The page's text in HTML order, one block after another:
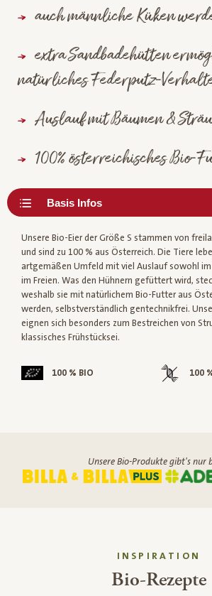
auch männliche Küken
extra Sandbadehütten
natürliches Federputz-
Auslauf mit Bäumen &
100% österreichisches Bio-
Unsere Bio-Eier der Größe S stammen von
und sind zu 100 % aus Österreich. Die Tiere
artgemäßen Umfeld mit viel Auslauf sowohl im
im Freien. Was den Hühnern gefüttert wird,
weshalb sie mit natürlichem Bio-Futter aus
werden, selbstverständlich gentechnikfrei.
eignen sich besonders zum Bestreichen von
klassisches Frühstücksei.
100 % BIO 100
Unsere Bio-Produkte gibt's nur
INSPIRATION
Bio-Rezepte